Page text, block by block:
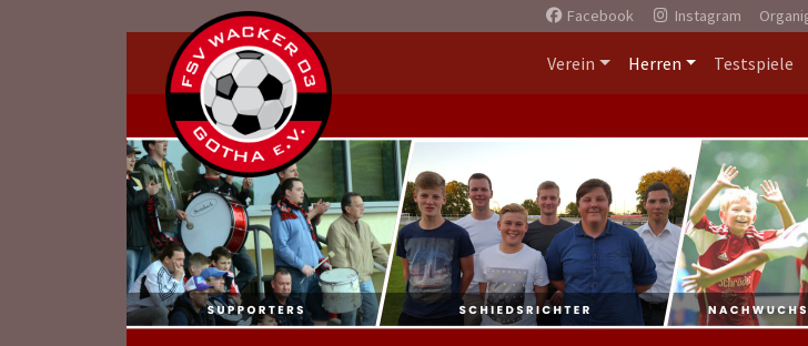
Facebook Instagram
Verein Herren Testspiele